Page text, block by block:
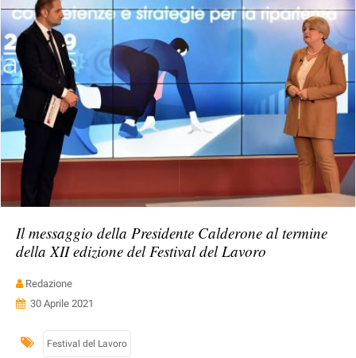
Il messaggio della Presidente Calderone al termine
della XII edizione del Festival del Lavoro
Redazione
30 Aprile 2021
Festival del Lavoro